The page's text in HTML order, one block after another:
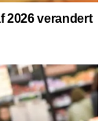
2026 verandert